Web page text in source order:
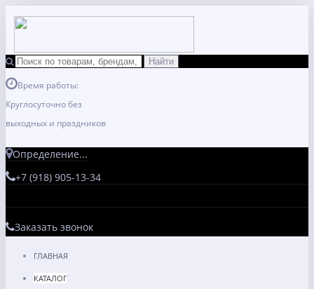
Время работы:
Круглосуточно без
выходных и праздников
Определение...
+7 (918) 905-13-34
Заказать звонок
ГЛАВНАЯ
КАТАЛОГ